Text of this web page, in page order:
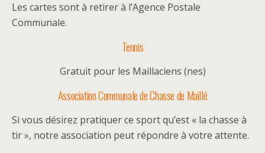
Les cartes sont à retirer à l’Agence Postale
Communale.
Tennis
Gratuit pour les Maillaciens (nes)
Association Communale de Chasse de Maillé
Si vous désirez pratiquer ce sport qu’est « la chasse à
tir », notre association peut répondre à votre attente.